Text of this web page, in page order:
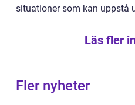
situationer som kan uppstå
Läs fler
Fler nyheter